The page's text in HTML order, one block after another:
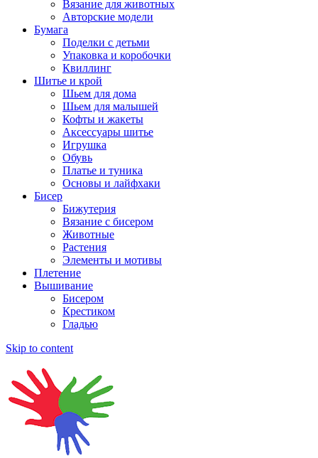
Вязание для животных
Авторские модели
Бумага
Поделки с детьми
Упаковка и коробочки
Квиллинг
Шитье и крой
Шьем для дома
Шьем для малышей
Кофты и жакеты
Аксессуары шитье
Игрушка
Обувь
Платье и туника
Основы и лайфхаки
Бисер
Бижутерия
Вязание с бисером
Животные
Растения
Элементы и мотивы
Плетение
Вышивание
Бисером
Крестиком
Гладью
Skip to content